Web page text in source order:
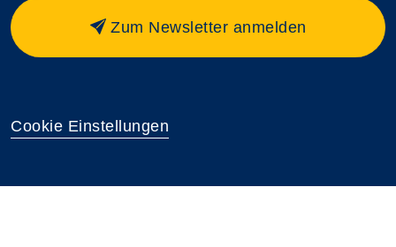
Zum Newsletter anmelden
Cookie Einstellungen